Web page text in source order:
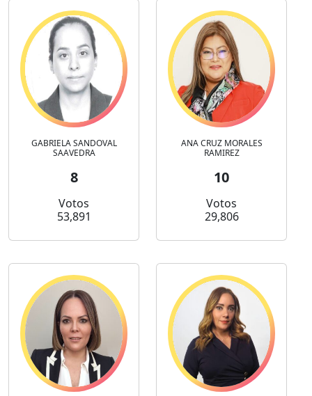
GABRIELA SANDOVAL
SAAVEDRA
8
Votos
53,891
ANA CRUZ MORALES
RAMIREZ
10
Votos
29,806